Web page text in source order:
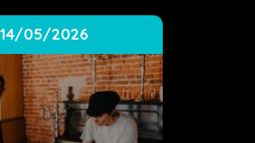
14/05/2026